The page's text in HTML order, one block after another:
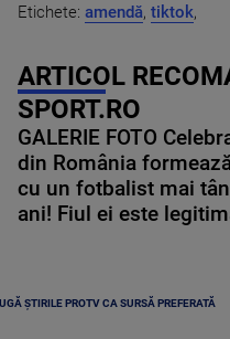
Etichete: amendă, tiktok,
ARTICOL
SPORT.RO
GALERIE FOTO
din România
cu un fotbalist mai
ani! Fiul ei este
ȘTIRILE PROTV CA SURSĂ PREFERATĂ